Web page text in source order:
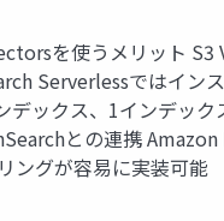
を使うメリット
Serverlessではイン
デックス、1インデッ
との連携
ングが容易に実装可能